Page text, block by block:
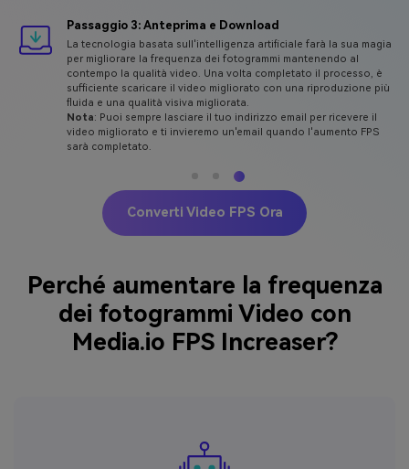
Passaggio 3: Anteprima e Download
La tecnologia basata sull'intelligenza artificiale farà la sua magia
per migliorare la frequenza dei fotogrammi mantenendo al
contempo la qualità video. Una volta completato il processo, è
sufficiente scaricare il video migliorato con una riproduzione più
fluida e una qualità visiva migliorata.
Nota: Puoi sempre lasciare il tuo indirizzo email per ricevere il
video migliorato e ti invieremo un'email quando l'aumento FPS
sarà completato.
Converti Video FPS Ora
Perché aumentare la frequenza
dei fotogrammi Video con
Media.io FPS Increaser?